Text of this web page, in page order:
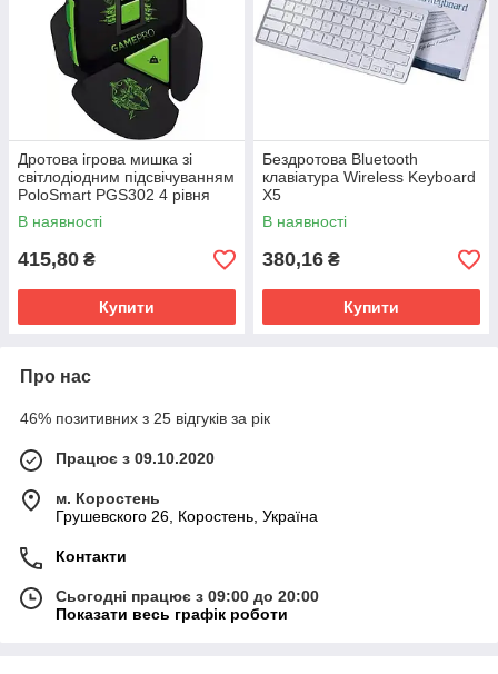
Дротова ігрова мишка зі
світлодіодним підсвічуванням
PoloSmart PGS302 4 рівня
чутливості
В наявності
415,80 ₴
Купити
Бездротова Bluetooth
клавіатура Wireless Keyboard
X5
В наявності
380,16 ₴
Купити
Про нас
46% позитивних з 25 відгуків за рік
Працює з 09.10.2020
м. Коростень
Грушевского 26, Коростень, Україна
Контакти
Сьогодні працює з 09:00 до 20:00
Показати весь графік роботи